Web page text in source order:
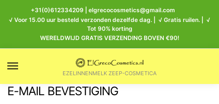
+31(0)612334209
elgrecocosmetics@gmail.com
√ Voor 15.00 uur besteld verzonden dezelfde dag. | √ Gratis ruilen. | √
Tot 90% korting
WERELDWIJD GRATIS VERZENDING BOVEN €90!
EZELINNENMELK ZEEP-COSMETICA
E-MAIL BEVESTIGING